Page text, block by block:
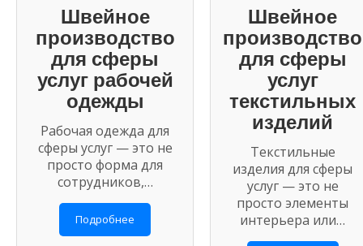
Швейное
производство
для сферы
услуг рабочей
одежды
Рабочая одежда для
сферы услуг — это не
просто форма для
сотрудников,…
Подробнее
Швейное
производство
для сферы
услуг
текстильных
изделий
Текстильные
изделия для сферы
услуг — это не
просто элементы
интерьера или…